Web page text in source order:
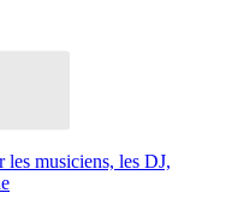
musiciens, les DJ,